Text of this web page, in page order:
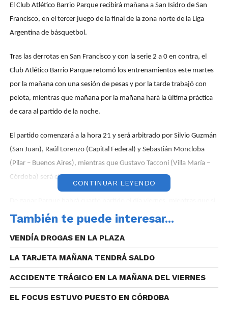
El Club Atlético Barrio Parque recibirá mañana a San Isidro de San
Francisco, en el tercer juego de la final de la zona norte de la Liga
Argentina de básquetbol.
Tras las derrotas en San Francisco y con la serie 2 a 0 en contra, el
Club Atlético Barrio Parque retomó los entrenamientos este martes
por la mañana con una sesión de pesas y por la tarde trabajó con
pelota, mientras que mañana por la mañana hará la última práctica
de cara al partido de la noche.
El partido comenzará a la hora 21 y será arbitrado por Silvio Guzmán
(San Juan), Raúl Lorenzo (Capital Federal) y Sebastián Moncloba
(Pilar – Buenos Aires), mientras que Gustavo Tacconi (Villa María –
Córdoba) será el Comisionado Técnico.
se impone San Isidro accederá a la final del torneo.
En Córdoba, Parque y San Isidro jugaron 13 veces por Liga
Argentina, con 10 victorias del “Verde del Sur” y 3 de “Los Halcones
Rojos”. La última vez que el equipo de San Francisco ganó en
CONTINUAR LEYENDO
También te puede interesar...
VENDÍA DROGAS EN LA PLAZA
LA TARJETA MAÑANA TENDRÁ SALDO
ACCIDENTE TRÁGICO EN LA MAÑANA DEL VIERNES
EL FOCUS ESTUVO PUESTO EN CÓRDOBA